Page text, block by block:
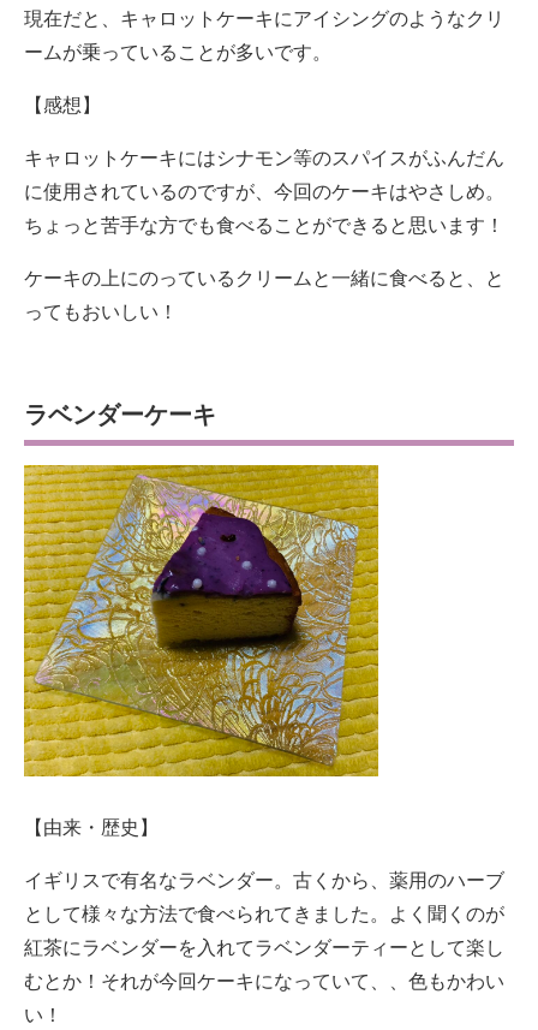
現在だと、キャロットケーキにアイシングのようなクリ
ームが乗っていることが多いです。
【感想】
キャロットケーキにはシナモン等のスパイスがふんだん
に使用されているのですが、今回のケーキはやさしめ。
ちょっと苦手な方でも食べることができると思います！
ケーキの上にのっているクリームと一緒に食べると、と
ってもおいしい！
ラベンダーケーキ
【由来・歴史】
イギリスで有名なラベンダー。古くから、薬用のハーブ
として様々な方法で食べられてきました。よく聞くのが
紅茶にラベンダーを入れてラベンダーティーとして楽し
むとか！それが今回ケーキになっていて、、色もかわい
い！